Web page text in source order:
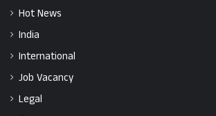
Hot News
India
International
Job Vacancy
Legal